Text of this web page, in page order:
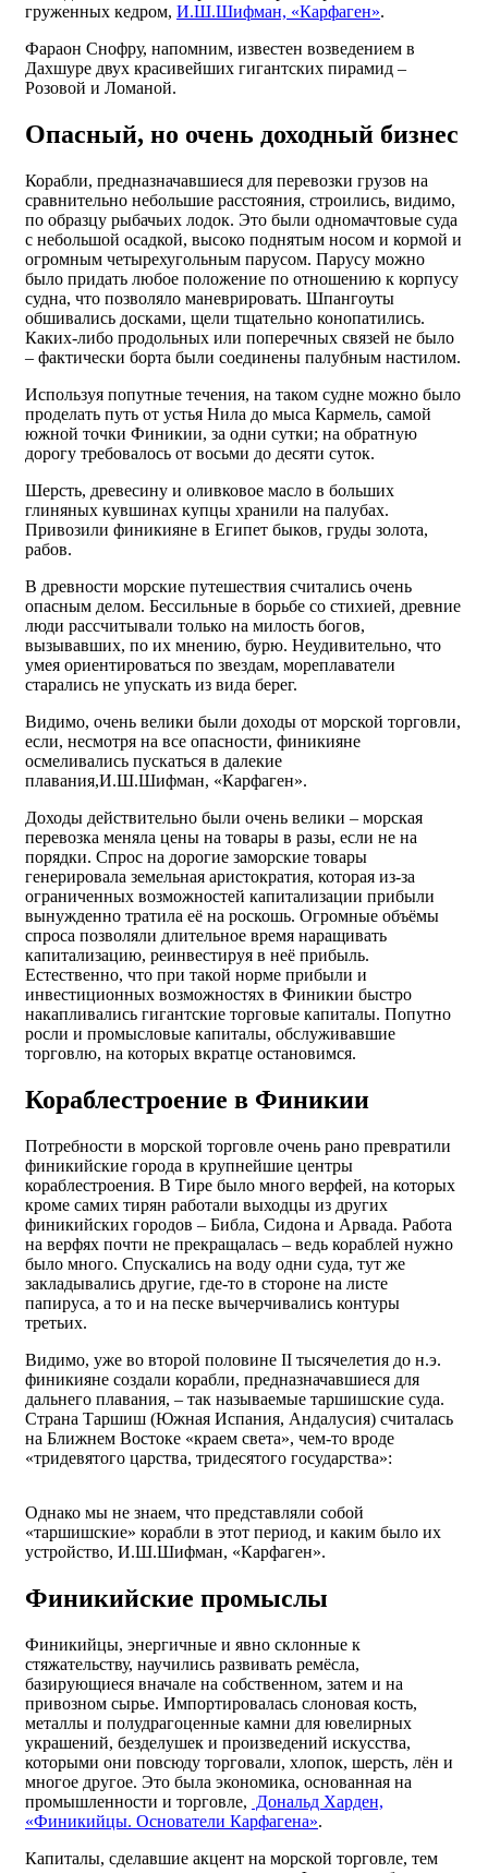
груженных кедром, И.Ш.Шифман, «Карфаген».
Фараон Снофру, напомним, известен возведением в
Дахшуре двух красивейших гигантских пирамид –
Розовой и Ломаной.
Опасный, но очень доходный бизнес
Корабли, предназначавшиеся для перевозки грузов на
сравнительно небольшие расстояния, строились, видимо,
по образцу рыбачьих лодок. Это были одномачтовые суда
с небольшой осадкой, высоко поднятым носом и кормой и
огромным четырехугольным парусом. Парусу можно
было придать любое положение по отношению к корпусу
судна, что позволяло маневрировать. Шпангоуты
обшивались досками, щели тщательно конопатились.
Каких-либо продольных или поперечных связей не было
– фактически борта были соединены палубным настилом.
Используя попутные течения, на таком судне можно было
проделать путь от устья Нила до мыса Кармель, самой
южной точки Финикии, за одни сутки; на обратную
дорогу требовалось от восьми до десяти суток.
Шерсть, древесину и оливковое масло в больших
глиняных кувшинах купцы хранили на палубах.
Привозили финикияне в Египет быков, груды золота,
рабов.
В древности морские путешествия считались очень
опасным делом. Бессильные в борьбе со стихией, древние
люди рассчитывали только на милость богов,
вызывавших, по их мнению, бурю. Неудивительно, что
умея ориентироваться по звездам, мореплаватели
старались не упускать из вида берег.
Видимо, очень велики были доходы от морской торговли,
если, несмотря на все опасности, финикияне
осмеливались пускаться в далекие
плавания,И.Ш.Шифман, «Карфаген».
Доходы действительно были очень велики – морская
перевозка меняла цены на товары в разы, если не на
порядки. Спрос на дорогие заморские товары
генерировала земельная аристократия, которая из-за
ограниченных возможностей капитализации прибыли
вынужденно тратила её на роскошь. Огромные объёмы
спроса позволяли длительное время наращивать
капитализацию, реинвестируя в неё прибыль.
Естественно, что при такой норме прибыли и
инвестиционных возможностях в Финикии быстро
накапливались гигантские торговые капиталы. Попутно
росли и промысловые капиталы, обслуживавшие
торговлю, на которых вкратце остановимся.
Кораблестроение в Финикии
Потребности в морской торговле очень рано превратили
финикийские города в крупнейшие центры
кораблестроения. В Тире было много верфей, на которых
кроме самих тирян работали выходцы из других
финикийских городов – Библа, Сидона и Арвада. Работа
на верфях почти не прекращалась – ведь кораблей нужно
было много. Спускались на воду одни суда, тут же
закладывались другие, где-то в стороне на листе
папируса, а то и на песке вычерчивались контуры
третьих.
Видимо, уже во второй половине II тысячелетия до н.э.
финикияне создали корабли, предназначавшиеся для
дальнего плавания, – так называемые таршишские суда.
Страна Таршиш (Южная Испания, Андалусия) считалась
на Ближнем Востоке «краем света», чем-то вроде
«тридевятого царства, тридесятого государства»:
Однако мы не знаем, что представляли собой
«таршишские» корабли в этот период, и каким было их
устройство, И.Ш.Шифман, «Карфаген».
Финикийские промыслы
Финикийцы, энергичные и явно склонные к
стяжательству, научились развивать ремёсла,
базирующиеся вначале на собственном, затем и на
привозном сырье. Импортировалась слоновая кость,
металлы и полудрагоценные камни для ювелирных
украшений, безделушек и произведений искусства,
которыми они повсюду торговали, хлопок, шерсть, лён и
многое другое. Это была экономика, основанная на
промышленности и торговле, Дональд Харден,
«Финикийцы. Основатели Карфагена».
Капиталы, сделавшие акцент на морской торговле, тем